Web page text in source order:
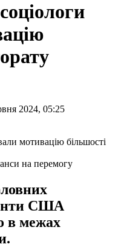
2024, 05:25
на перемогу
США
в межах